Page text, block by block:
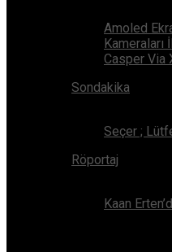
Amoled
Casper Via
Sondakika
Seçer ;
Röportaj
Kaan